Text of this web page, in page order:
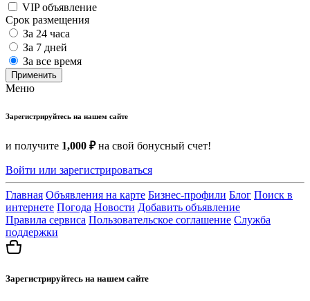
VIP объявление
Срок размещения
За 24 часа
За 7 дней
За все время
Применить
Меню
Зарегистрируйтесь на нашем сайте
и получите 1,000 ₽на свой бонусный счет!
Войти или зарегистрироваться
Главная Объявления на карте Бизнес-профили Блог Поиск в
интернете Погода Новости Добавить объявление
Правила сервиса Пользовательское соглашение Служба
поддержки
Зарегистрируйтесь на нашем сайте